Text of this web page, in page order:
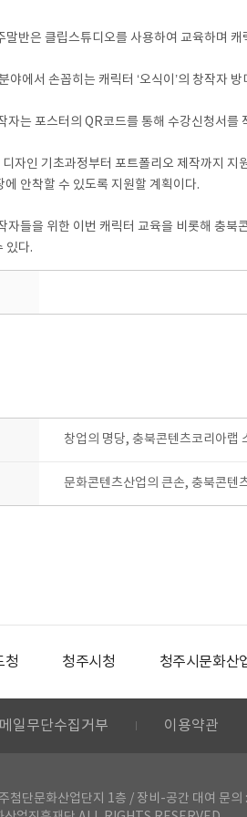
반은 클립스튜디오를 사용하여 교육하며
야에서 손꼽히는 캐릭터 ‘오식이’의 창작자
자는 포스터의 QR코드를 통해 수강신청
자인 기초과정부터 포트폴리오 제작까지
안착할 수 있도록 지원할 계획이다.
자들을 위한 이번 캐릭터 교육을 비롯해
있다.
창업의 명당, 충북콘텐츠코리아랩
문화콘텐츠산업의 큰손, 충북콘텐
청 청주시청 청주시문화산
일무단수집거부 이용약관
주첨단문화산업단지 1층 / 장비-공간 대여